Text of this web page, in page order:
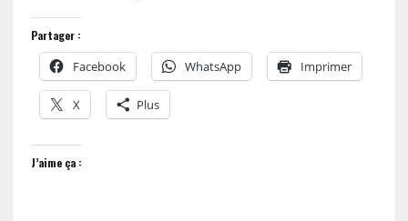
Partager :
Facebook WhatsApp Imprimer
X Plus
J’aime ça :